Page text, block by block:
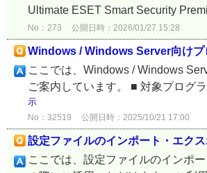
Ultimate ESET Smart Security
No：273 公開日時：2026/01/27 15:28
Windows / Windows Server向けプ
ここでは、Windows / Windows
ご案内しています。 ■ 対象プログ
示
No：32519 公開日時：2025/10/21 17:00
設定ファイルのインポート・エク
ここでは、設定ファイルのインポ